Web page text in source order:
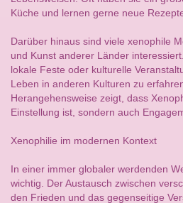
Küche und lernen gerne neue
Darüber hinaus sind viele xenophile
und Kunst anderer Länder
lokale Feste oder kulturelle
Leben in anderen Kulturen zu
Herangehensweise zeigt, dass
Einstellung ist, sondern auch
Xenophilie im modernen Kontext
In einer immer globaler werdenden
wichtig. Der Austausch zwischen
den Frieden und das gegenseitige